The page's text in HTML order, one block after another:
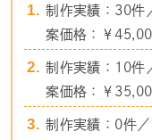
制作実績：30件
案価格：￥
制作実績：10件
案価格：￥
制作実績：0件